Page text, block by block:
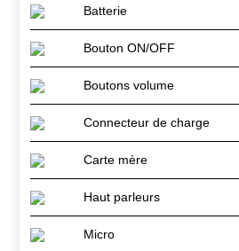
Batterie
Bouton ON/OFF
Boutons volume
Connecteur de charge
Carte mère
Haut parleurs
Micro